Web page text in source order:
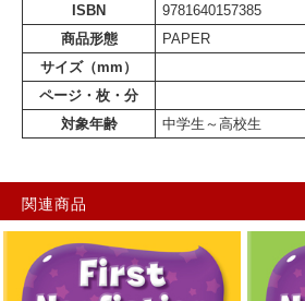
ISBN
9781640157385
商品形態
PAPER
サイズ（mm）
ページ・枚・分
対象年齢
中学生～高校生
関連商品